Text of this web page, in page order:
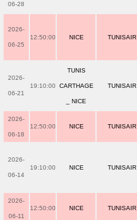
06-28
2026-
06-25
12:50:00 NICE TUNISAIR
2026-
06-21
19:10:00
TUNIS
CARTHAGE
_ NICE
TUNISAIR
2026-
06-18
12:50:00 NICE TUNISAIR
2026-
06-14
19:10:00 NICE TUNISAIR
2026-
06-11
12:50:00 NICE TUNISAIR